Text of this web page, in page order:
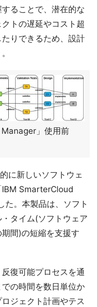
ることで、潜在的な
トの遅延やコスト超
りできるため、設計
」使用前
に新しいソフトウェ
IBM SmarterCloud
。本製品は、ソフト
タイム(ソフトウェア
間)の短縮を支援す
復可能プロセスを通
の時間を数日単位か
ジェクト計画やテス